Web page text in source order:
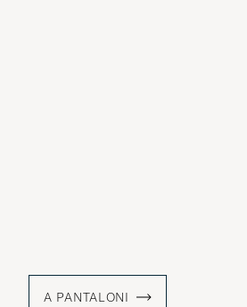
A PANTALONI